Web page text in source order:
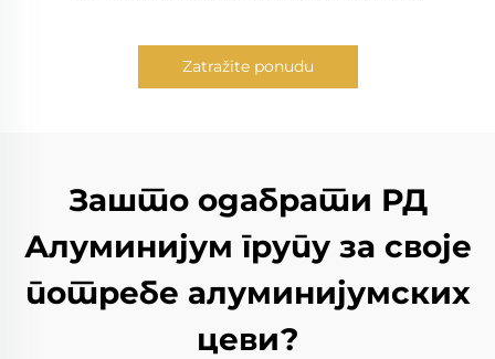
Zatražite ponudu
Зашто одабрати РД
Алуминијум групу за своје
потребе алуминијумских
цеви?